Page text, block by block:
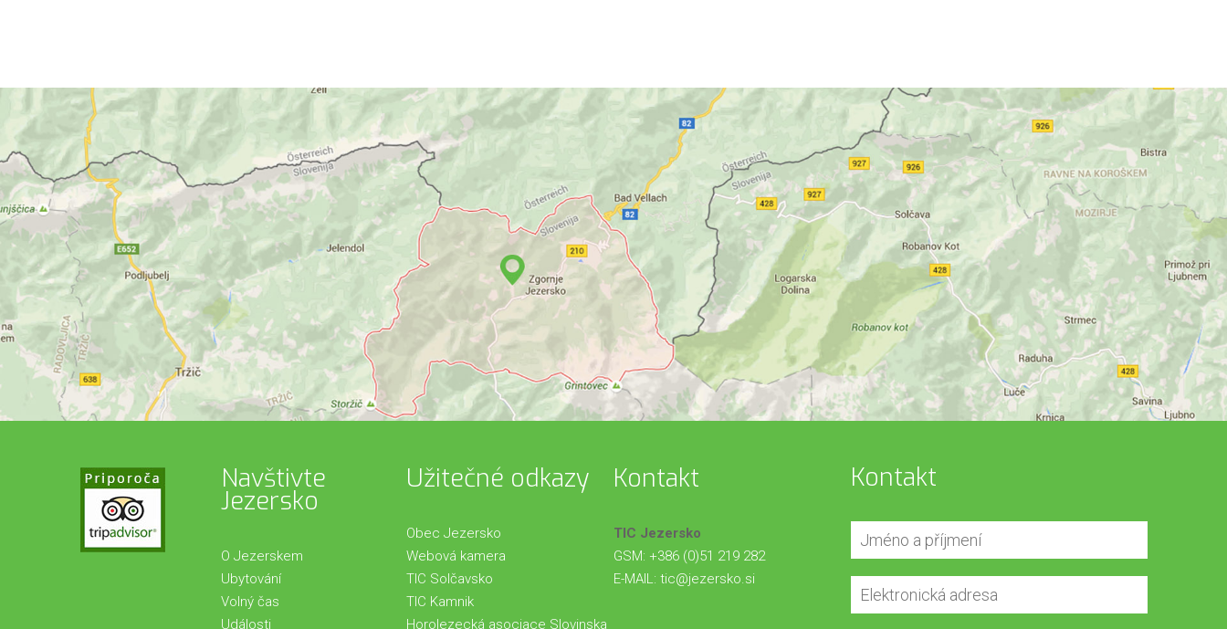
Navštivte
Jezersko
O Jezerskem
Ubytování
Volný čas
Události
Užitečné odkazy
Obec Jezersko
Webová kamera
TIC Solčavsko
TIC Kamnik
Horolezecká asociace Slovinska
Kontakt
TIC Jezersko
GSM: +386 (0)51 219 282
E-MAIL: tic@jezersko.si
Kontakt